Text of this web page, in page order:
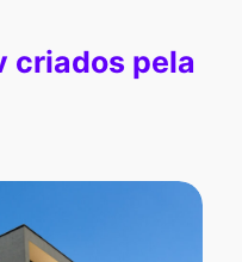
criados pela